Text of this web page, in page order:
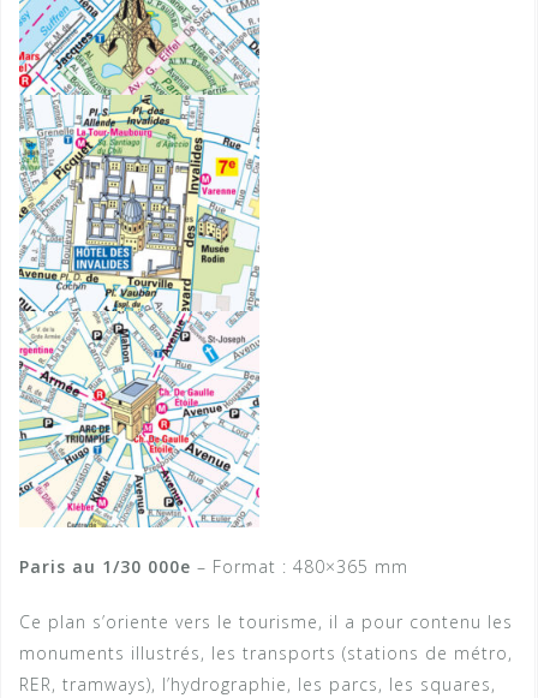
Paris au 1/30 000e – Format : 480×365 mm
Ce plan s’oriente vers le tourisme, il a pour contenu les
monuments illustrés, les transports (stations de métro,
RER, tramways), l’hydrographie, les parcs, les squares,